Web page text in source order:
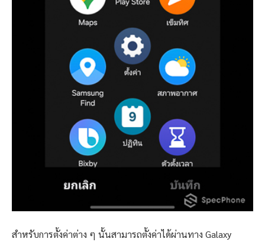
สำหรับการตั้งค่าต่าง ๆ นั้นสามารถตั้งค่าได้ผ่านทาง Galaxy